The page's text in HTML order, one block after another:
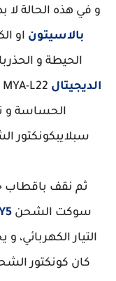
و في هذه الحالة لا
بالاسيتون او
الحيطة و
الديجيتال
الحساسة و
سبلايبكونكتور
ثم نقف باقطاب
سوكت الشحن
كان كونكتور